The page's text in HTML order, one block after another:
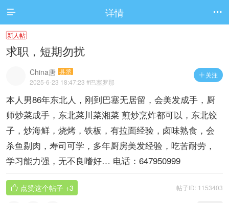
 详情 
新人帖
求职，短期勿扰
 关注
China唐 县丞
2025-6-23 18:47:23 #巴塞罗那
本人男86年东北人，刚到巴塞无居留，会美发成手，厨
师炒菜成手，东北菜川菜湘菜 煎炒烹炸都可以，东北饺
子，炒海鲜，烧烤，铁板，有拉面经验，卤味熟食，会
杀鱼剔肉，寿司可学，多年厨房美发经验，吃苦耐劳，
学习能力强，无不良嗜好… 电话：647950999
帖子ID: 1153403
 点赞这个帖子 +3